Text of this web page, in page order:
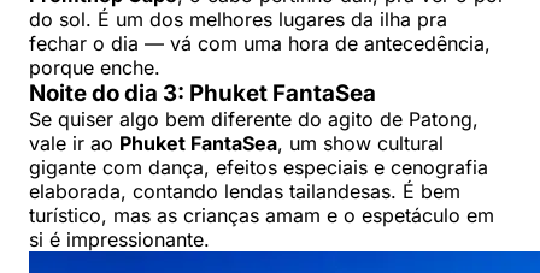
do sol. É um dos melhores lugares da ilha pra
fechar o dia — vá com uma hora de antecedência,
porque enche.
Noite do dia 3: Phuket FantaSea
Se quiser algo bem diferente do agito de Patong,
vale ir ao Phuket FantaSea, um show cultural
gigante com dança, efeitos especiais e cenografia
elaborada, contando lendas tailandesas. É bem
turístico, mas as crianças amam e o espetáculo em
si é impressionante.